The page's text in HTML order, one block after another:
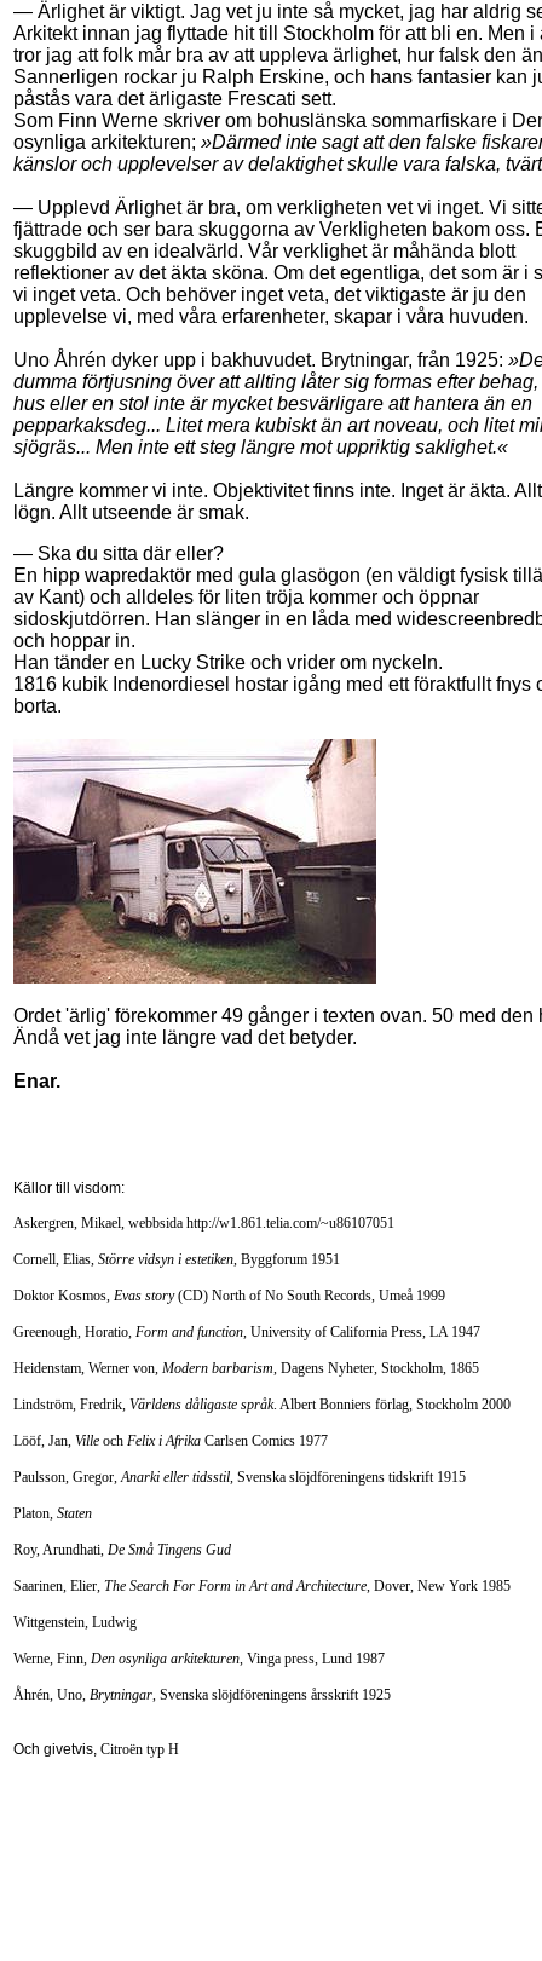
— Ärlighet är viktigt. Jag vet ju inte så mycket, jag har aldrig
Arkitekt innan jag flyttade hit till Stockholm för att bli en. Men i
tror jag att folk mår bra av att uppleva ärlighet, hur falsk den
Sannerligen rockar ju Ralph Erskine, och hans fantasier kan
påstås vara det ärligaste Frescati sett.
Som Finn Werne skriver om bohuslänska sommarfiskare i
osynliga arkitekturen; »Därmed inte sagt att den falske
känslor och upplevelser av delaktighet skulle vara falska,
— Upplevd Ärlighet är bra, om verkligheten vet vi inget. Vi
fjättrade och ser bara skuggorna av Verkligheten bakom oss.
skuggbild av en idealvärld. Vår verklighet är måhända blott
reflektioner av det äkta sköna. Om det egentliga, det som är i
vi inget veta. Och behöver inget veta, det viktigaste är ju den
upplevelse vi, med våra erfarenheter, skapar i våra huvuden.
Uno Åhrén dyker upp i bakhuvudet. Brytningar, från 1925:
dumma förtjusning över att allting låter sig formas efter behag,
hus eller en stol inte är mycket besvärligare att hantera än en
pepparkaksdeg... Litet mera kubiskt än art noveau, och litet
sjögräs... Men inte ett steg längre mot uppriktig saklighet.«
Längre kommer vi inte. Objektivitet finns inte. Inget är äkta.
lögn. Allt utseende är smak.
— Ska du sitta där eller?
En hipp wapredaktör med gula glasögon (en väldigt fysisk
av Kant) och alldeles för liten tröja kommer och öppnar
sidoskjutdörren. Han slänger in en låda med
och hoppar in.
Han tänder en Lucky Strike och vrider om nyckeln.
1816 kubik Indenordiesel hostar igång med ett föraktfullt fnys
borta.
Ordet 'ärlig' förekommer 49 gånger i texten ovan. 50 med den
Ändå vet jag inte längre vad det betyder.
Enar.
Källor till visdom:
Askergren, Mikael, webbsida http://w1.861.telia.com/~u86107051
Cornell, Elias, Större vidsyn i estetiken, Byggforum 1951
Doktor Kosmos, Evas story(CD) North of No South Records, Umeå 1999
Greenough, Horatio, Form and function, University of California Press, LA 1947
Heidenstam, Werner von, Modern barbarism, Dagens Nyheter, Stockholm, 1865
Lindström, Fredrik, Världens dåligaste språk. Albert Bonniers förlag, Stockholm 2000
Lööf, Jan, Ville och Felix i Afrika Carlsen Comics 1977
Paulsson, Gregor,Anarki eller tidsstil, Svenska slöjdföreningens tidskrift 1915
Platon, Staten
Roy, Arundhati, De Små Tingens Gud
Saarinen, Elier, The Search For Form in Art and Architecture, Dover, New York 1985
Wittgenstein, Ludwig
Werne, Finn, Den osynliga arkitekturen, Vinga press, Lund 1987
Åhrén, Uno, Brytningar, Svenska slöjdföreningens årsskrift 1925
Och givetvis, Citroën typ H